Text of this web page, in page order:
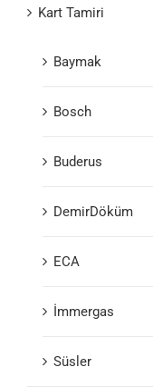
Kart Tamiri
Baymak
Bosch
Buderus
DemirDöküm
ECA
İmmergas
Süsler